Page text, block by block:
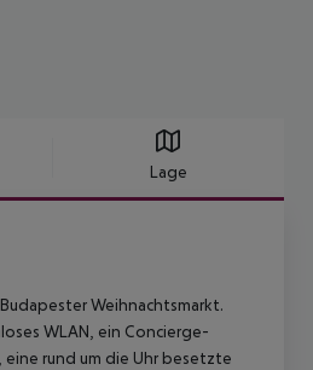
Lage
Weihnachtsmarkt.
WLAN, ein Concierge-
rund um die Uhr besetzte